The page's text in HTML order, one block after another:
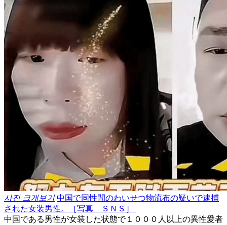
사진 크게보기 中国で同性間のわいせつ物流布の疑いで逮捕
された女装男性。［写真 ＳＮＳ］ ​
中国である男性が女装した状態で１０００人以上の異性愛者